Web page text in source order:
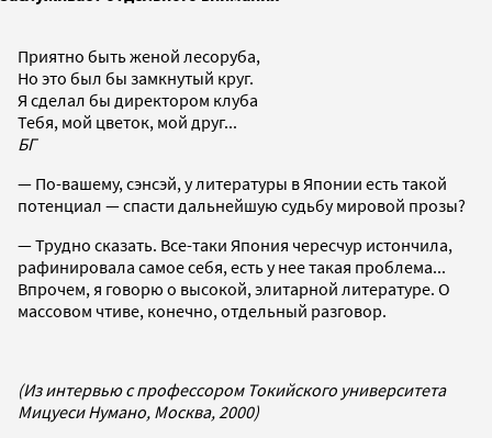
Приятно быть женой лесоруба,
Но это был бы замкнутый круг.
Я сделал бы директором клуба
Тебя, мой цветок, мой друг...
БГ
— По-вашему, сэнсэй, у литературы в Японии есть такой
потенциал — спасти дальнейшую судьбу мировой прозы?
— Трудно сказать. Все-таки Япония чересчур истончила,
рафинировала самое себя, есть у нее такая проблема...
Впрочем, я говорю о высокой, элитарной литературе. О
массовом чтиве, конечно, отдельный разговор.
(Из интервью с профессором Токийского университета
Мицуеси Нумано, Москва, 2000)